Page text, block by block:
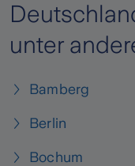
unter
Bamberg
Berlin
Bochum